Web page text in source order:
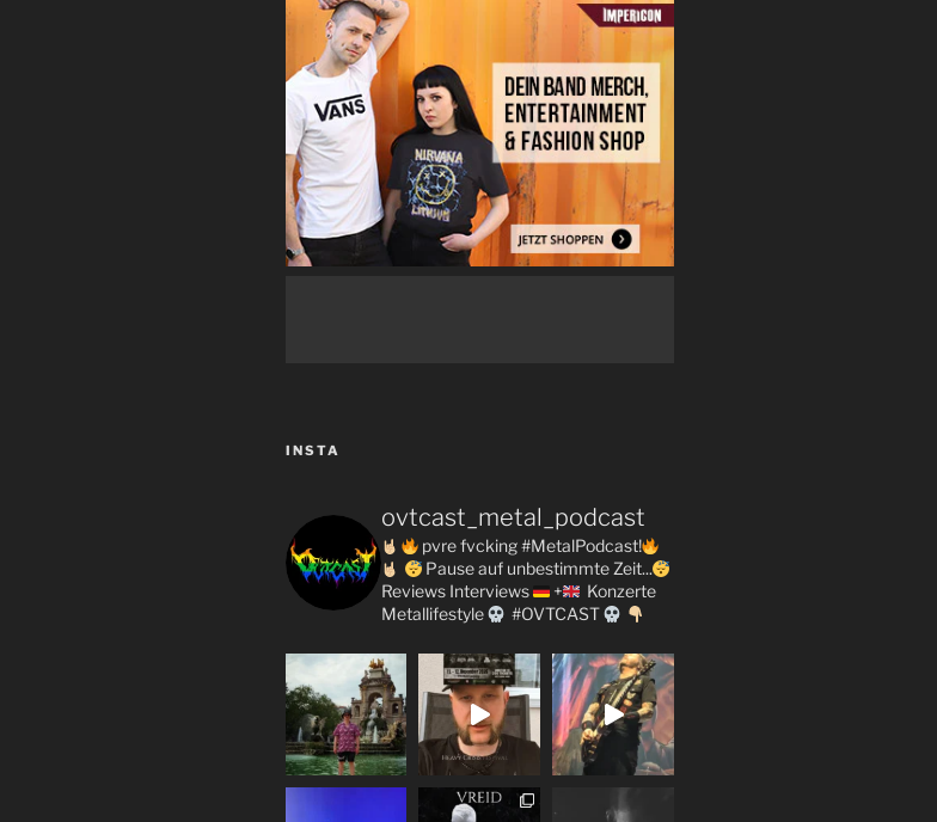
INSTA
ovtcast_metal_podcast
pvre fvcking #MetalPodcast!
Pause auf unbestimmte Zeit...
Reviews Interviews +
Konzerte
Metallifestyle
#OVTCAST